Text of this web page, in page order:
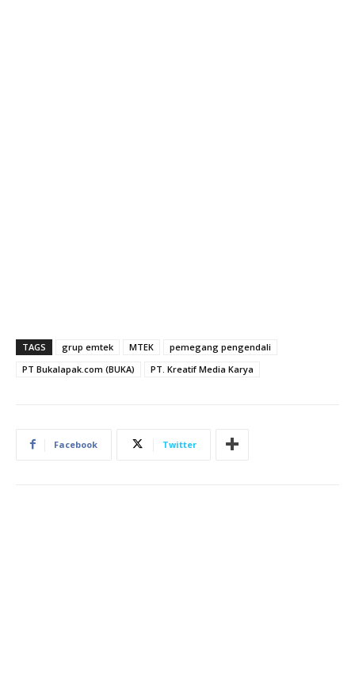
TAGS grup emtek MTEK
pemegang pengendali
PT Bukalapak.com (BUKA)
PT. Kreatif Media Karya
Facebook Twitter